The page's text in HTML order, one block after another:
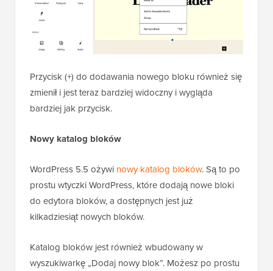
Przycisk (+) do dodawania nowego bloku również się
zmienił i jest teraz bardziej widoczny i wygląda
bardziej jak przycisk.
Nowy katalog bloków
WordPress 5.5 ożywi nowy katalog bloków. Są to po
prostu wtyczki WordPress, które dodają nowe bloki
do edytora bloków, a dostępnych jest już
kilkadziesiąt nowych bloków.
Katalog bloków jest również wbudowany w
wyszukiwarkę „Dodaj nowy blok”. Możesz po prostu